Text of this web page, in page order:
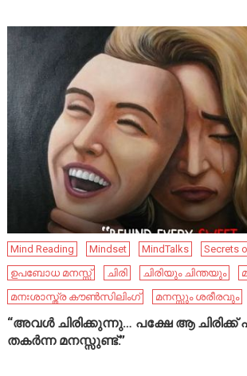
Mind Reading Mindset MindTalks
Secrets
ഉപബോധ മനസ്സ്
ചിരി ചിരിയും ചിന്തയും
മനഃശാസ്ത്ര കൗൺസിലിംഗ്
മനസ്സും ശരീരവും
“അവൾ ചിരിക്കുന്നു… പക്ഷേ ആ ചിരിക്ക്
തകർന്ന മനസ്സുണ്ട്.”